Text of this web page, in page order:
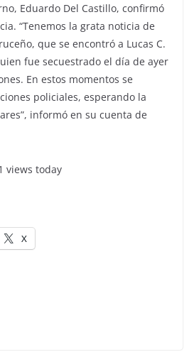
Eduardo Del Castillo, confirmó
“Tenemos la grata noticia de
que se encontró a Lucas C.
fue secuestrado el día de ayer
En estos momentos se
policiales, esperando la
informó en su cuenta de
views today
X